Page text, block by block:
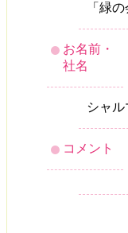
「緑
お名前・
社名
シャ
コメント